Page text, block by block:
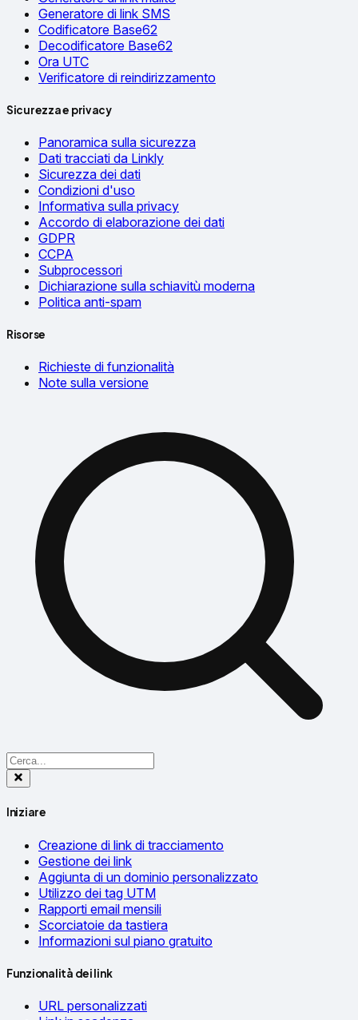
Generatore di link SMS
Codificatore Base62
Decodificatore Base62
Ora UTC
Verificatore di reindirizzamento
Sicurezza e privacy
Panoramica sulla sicurezza
Dati tracciati da Linkly
Sicurezza dei dati
Condizioni d'uso
Informativa sulla privacy
Accordo di elaborazione dei dati
GDPR
CCPA
Subprocessori
Dichiarazione sulla schiavitù moderna
Politica anti-spam
Risorse
Richieste di funzionalità
Note sulla versione
Iniziare
Creazione di link di tracciamento
Gestione dei link
Aggiunta di un dominio personalizzato
Utilizzo dei tag UTM
Rapporti email mensili
Scorciatoie da tastiera
Informazioni sul piano gratuito
Funzionalità dei link
URL personalizzati